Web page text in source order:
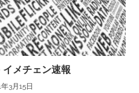
メチェン速報
3月15日